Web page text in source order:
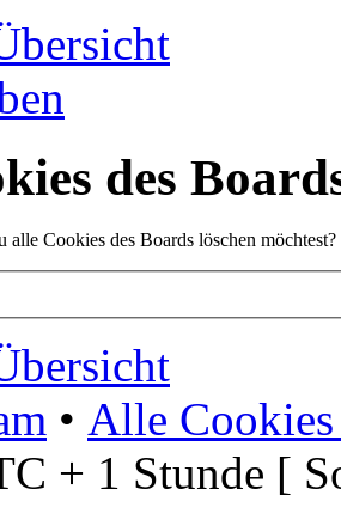
des
alle Cookies des Boards löschen möchtest?
• Alle Cookies
+ 1 Stunde [